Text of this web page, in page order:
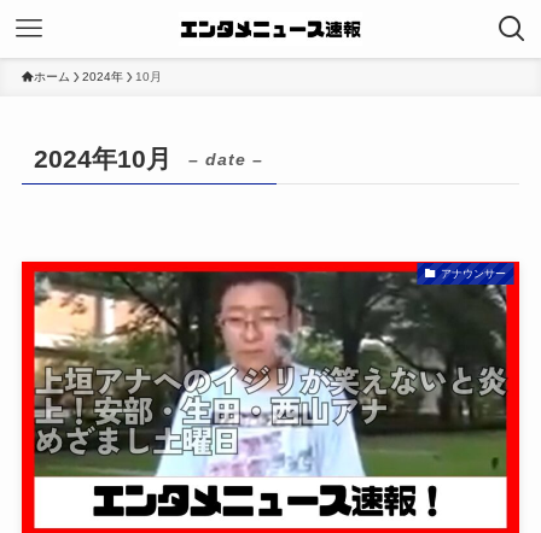
ホーム 2024年 10月
2024年10月 – date –
アナウンサー